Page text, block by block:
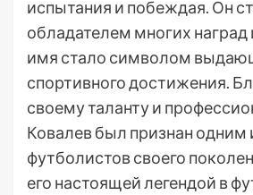
испытания и побеждая. Он
обладателем многих наград
имя стало символом
спортивного достижения.
своему таланту и
Ковалев был признан одним
футболистов своего
его настоящей легендой в